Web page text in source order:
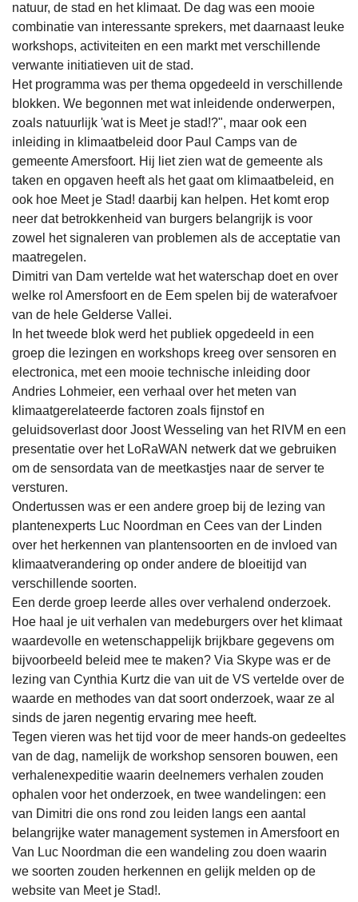
natuur, de stad en het klimaat. De dag was een mooie
combinatie van interessante sprekers, met daarnaast leuke
workshops, activiteiten en een markt met verschillende
verwante initiatieven uit de stad.
Het programma was per thema opgedeeld in verschillende
blokken. We begonnen met wat inleidende onderwerpen,
zoals natuurlijk 'wat is Meet je stad!?", maar ook een
inleiding in klimaatbeleid door Paul Camps van de
gemeente Amersfoort. Hij liet zien wat de gemeente als
taken en opgaven heeft als het gaat om klimaatbeleid, en
ook hoe Meet je Stad! daarbij kan helpen. Het komt erop
neer dat betrokkenheid van burgers belangrijk is voor
zowel het signaleren van problemen als de acceptatie van
maatregelen.
Dimitri van Dam vertelde wat het waterschap doet en over
welke rol Amersfoort en de Eem spelen bij de waterafvoer
van de hele Gelderse Vallei.
In het tweede blok werd het publiek opgedeeld in een
groep die lezingen en workshops kreeg over sensoren en
electronica, met een mooie technische inleiding door
Andries Lohmeier, een verhaal over het meten van
klimaatgerelateerde factoren zoals fijnstof en
geluidsoverlast door Joost Wesseling van het RIVM en een
presentatie over het LoRaWAN netwerk dat we gebruiken
om de sensordata van de meetkastjes naar de server te
versturen.
Ondertussen was er een andere groep bij de lezing van
plantenexperts Luc Noordman en Cees van der Linden
over het herkennen van plantensoorten en de invloed van
klimaatverandering op onder andere de bloeitijd van
verschillende soorten.
Een derde groep leerde alles over verhalend onderzoek.
Hoe haal je uit verhalen van medeburgers over het klimaat
waardevolle en wetenschappelijk brijkbare gegevens om
bijvoorbeeld beleid mee te maken? Via Skype was er de
lezing van Cynthia Kurtz die van uit de VS vertelde over de
waarde en methodes van dat soort onderzoek, waar ze al
sinds de jaren negentig ervaring mee heeft.
Tegen vieren was het tijd voor de meer hands-on gedeeltes
van de dag, namelijk de workshop sensoren bouwen, een
verhalenexpeditie waarin deelnemers verhalen zouden
ophalen voor het onderzoek, en twee wandelingen: een
van Dimitri die ons rond zou leiden langs een aantal
belangrijke water management systemen in Amersfoort en
Van Luc Noordman die een wandeling zou doen waarin
we soorten zouden herkennen en gelijk melden op de
website van Meet je Stad!.